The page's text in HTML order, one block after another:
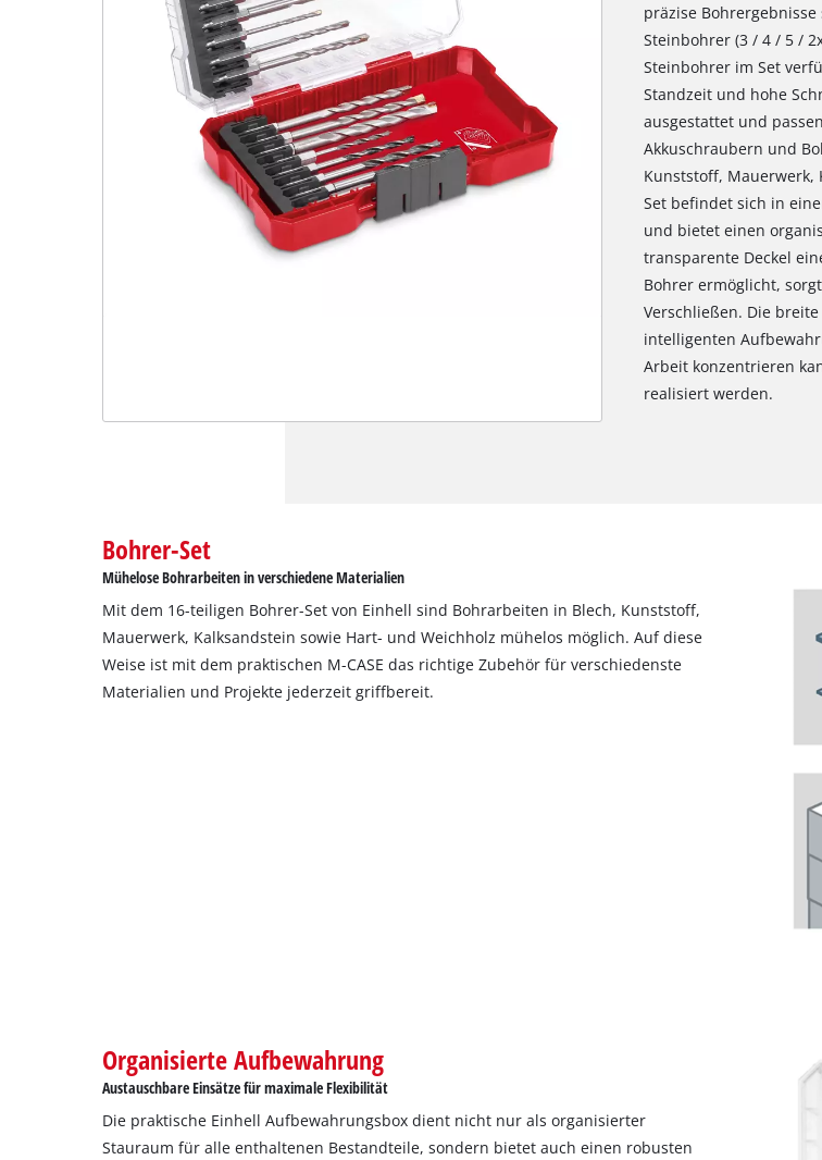
Google Maps laden zu
This content is not permitted to
to trackers that are not
präzise
Steinbohrer (3 / 4 / 5 /
Steinbohrer im Set
Standzeit und hohe
ausgestattet und
Akkuschraubern und
Kunststoff, Mauerwerk,
Set befindet sich in
und bietet einen
transparente Deckel
Bohrer ermöglicht,
Verschließen. Die
intelligenten
Arbeit konzentrieren
realisiert werden.
Bohrer-Set
Mühelose Bohrarbeiten in verschiedene Materialien
Mit dem 16-teiligen Bohrer-Set von Einhell sind Bohrarbeiten in Blech, Kunststoff,
Mauerwerk, Kalksandstein sowie Hart- und Weichholz mühelos möglich. Auf diese
Weise ist mit dem praktischen M-CASE das richtige Zubehör für verschiedenste
Materialien und Projekte jederzeit griffbereit.
Organisierte Aufbewahrung
Austauschbare Einsätze für maximale Flexibilität
Die praktische Einhell Aufbewahrungsbox dient nicht nur als organisierter
Stauraum für alle enthaltenen Bestandteile, sondern bietet auch einen robusten